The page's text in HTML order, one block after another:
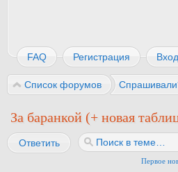
FAQ Регистрация Вход
Список форумов
За баранкой (+ новая
Ответить
Первое